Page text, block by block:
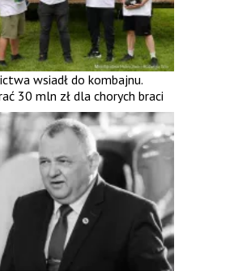
wsiadł do kombajnu.
30 mln zł dla chorych braci